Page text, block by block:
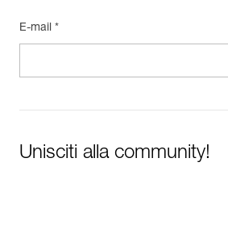
E-mail *
Unisciti alla community!